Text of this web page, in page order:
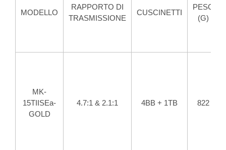
MODELLO
RAPPORTO DI
TRASMISSIONE
CUSCINETTI
PESO
(G)
MK-
15TIISEa-
GOLD
4.7:1 & 2.1:1 4BB + 1TB 822